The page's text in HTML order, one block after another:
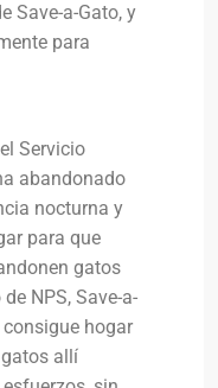
Save-a-Gato, y
para
Servicio
abandonado
nocturna y
para que
gatos
NPS, Save-a-
hogar
allí